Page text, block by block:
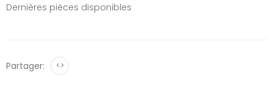
Dernières pièces disponibles
Partager: <>